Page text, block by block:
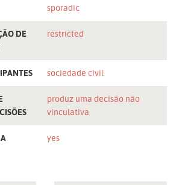
sporadic
DE
restricted
sociedade civil
produz uma decisão não
vinculativa
yes